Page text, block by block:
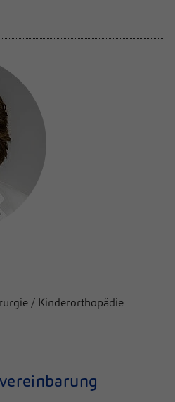
/ Kinderorthopädie